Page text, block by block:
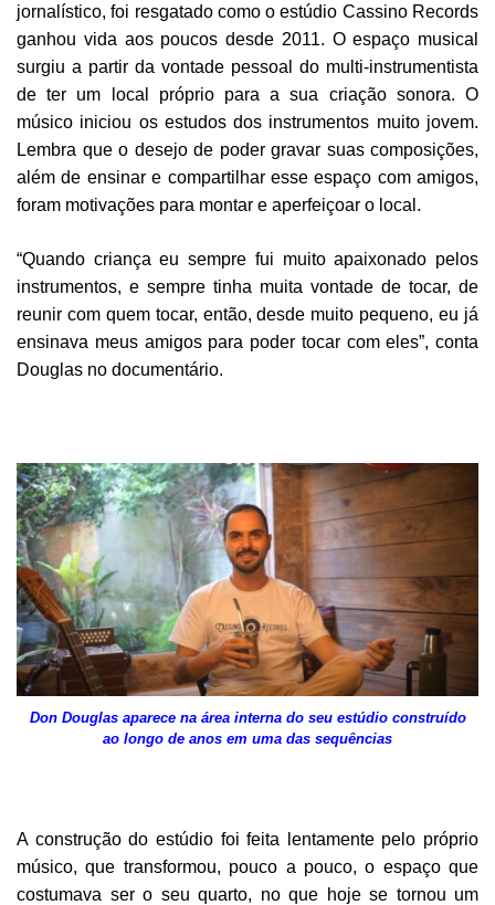
jornalístico, foi resgatado como o estúdio Cassino Records
ganhou vida aos poucos desde 2011. O espaço musical
surgiu a partir da vontade pessoal do multi-instrumentista
de ter um local próprio para a sua criação sonora. O
músico iniciou os estudos dos instrumentos muito jovem.
Lembra que o desejo de poder gravar suas composições,
além de ensinar e compartilhar esse espaço com amigos,
foram motivações para montar e aperfeiçoar o local.
“Quando criança eu sempre fui muito apaixonado pelos
instrumentos, e sempre tinha muita vontade de tocar, de
reunir com quem tocar, então, desde muito pequeno, eu já
ensinava meus amigos para poder tocar com eles”, conta
Douglas no documentário.
Don Douglas aparece na área interna do seu estúdio construído
ao longo de anos em uma das sequências
A construção do estúdio foi feita lentamente pelo próprio
músico, que transformou, pouco a pouco, o espaço que
costumava ser o seu quarto, no que hoje se tornou um